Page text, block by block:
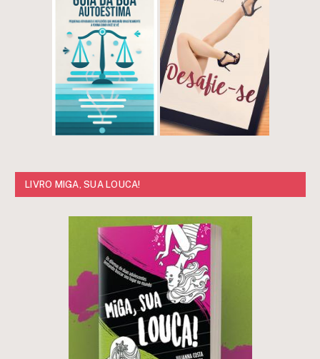
LIVRO MIGA, SUA LOUCA!